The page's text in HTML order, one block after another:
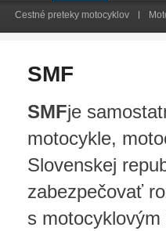
Cestné preteky motocyklov
SMF
SMFje
motocykle,
Slovenskej
zabezpečovať
s